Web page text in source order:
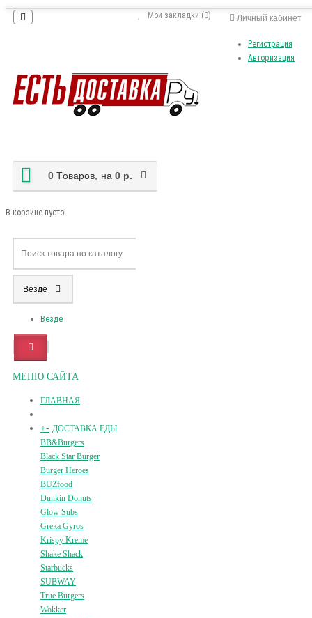
Личный кабинет
Регистрация
Авторизация
Мои закладки (0)
0 Tоваров, на 0 р.
В корзине пусто!
Везде
Везде
МЕНЮ САЙТА
ГЛАВНАЯ
+- ДОСТАВКА ЕДЫ
BB&Burgers
Black Star Burger
Burger Heroes
BUZfood
Dunkin Donuts
Glow Subs
Greka Gyros
Krispy Kreme
Shake Shack
Starbucks
SUBWAY
True Burgers
Wokker